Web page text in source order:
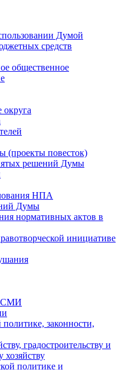
Думой
средств
общественное
округа
(проекты повесток)
решений Думы
НПА
Думы
нормативных актов в
инициативе
СМИ
законности,
градостроительству и
хозяйству
политике и